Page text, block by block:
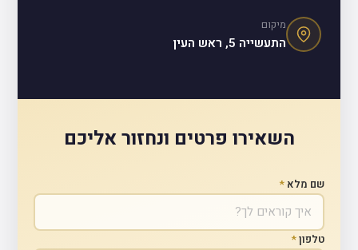
מיקום
התעשייה 5, ראש העין
השאירו פרטים ונחזור אליכם
שם מלא*
טלפון*